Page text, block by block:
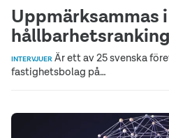
Uppmärksammas
hållbarhetsranking
INTERVJUER Är ett av 25 svenska
fastighetsbolag på…